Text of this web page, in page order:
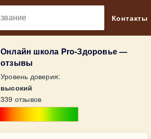
Контакты
Онлайн школа Pro-Здоровье —
отзывы
Уровень доверия:
высокий
339 отзывов